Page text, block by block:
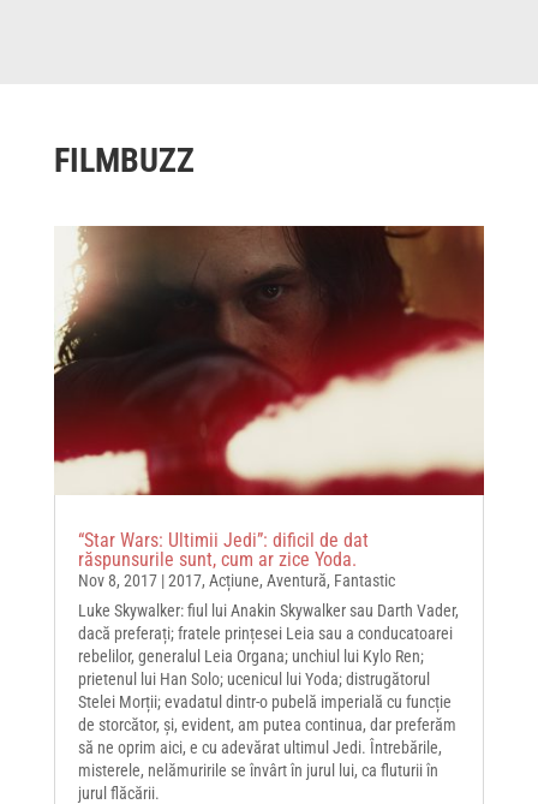
FILMBUZZ
“Star Wars: Ultimii Jedi”: dificil de dat
răspunsurile sunt, cum ar zice Yoda.
Nov 8, 2017|2017, Acțiune, Aventură, Fantastic
Luke Skywalker: fiul lui Anakin Skywalker sau Darth Vader,
dacă preferați; fratele prințesei Leia sau a conducatoarei
rebelilor, generalul Leia Organa; unchiul lui Kylo Ren;
prietenul lui Han Solo; ucenicul lui Yoda; distrugătorul
Stelei Morții; evadatul dintr-o pubelă imperială cu funcție
de storcător, și, evident, am putea continua, dar preferăm
să ne oprim aici, e cu adevărat ultimul Jedi. Întrebările,
misterele, nelămuririle se învârt în jurul lui, ca fluturii în
jurul flăcării.